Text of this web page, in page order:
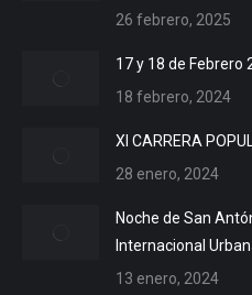
26 febrero, 2025
17 y 18 de Febrero
18 febrero, 2024
XI CARRERA
28 enero, 2024
Noche de San
Internacional
13 enero, 2024